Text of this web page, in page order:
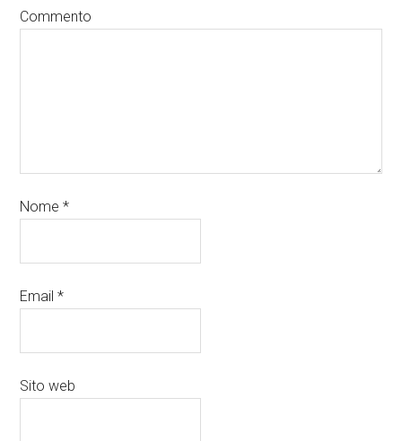
Commento
Nome*
Email*
Sito web